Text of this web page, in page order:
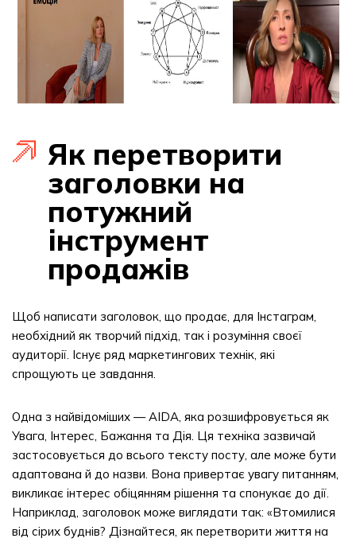
Як перетворити
заголовки на
потужний
інструмент
продажів
Щоб написати заголовок, що продає, для Інстаграм,
необхідний як творчий підхід, так і розуміння своєї
аудиторії. Існує ряд маркетингових технік, які
спрощують це завдання.
Одна з найвідоміших — AIDA, яка розшифровується як
Увага, Інтерес, Бажання та Дія. Ця техніка зазвичай
застосовується до всього тексту посту, але може бути
адаптована й до назви. Вона привертає увагу питанням,
викликає інтерес обіцянням рішення та спонукає до дії.
Наприклад, заголовок може виглядати так: «Втомилися
від сірих буднів? Дізнайтеся, як перетворити життя на